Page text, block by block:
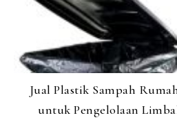
Jual Plastik Sampah
untuk Pengelolaan